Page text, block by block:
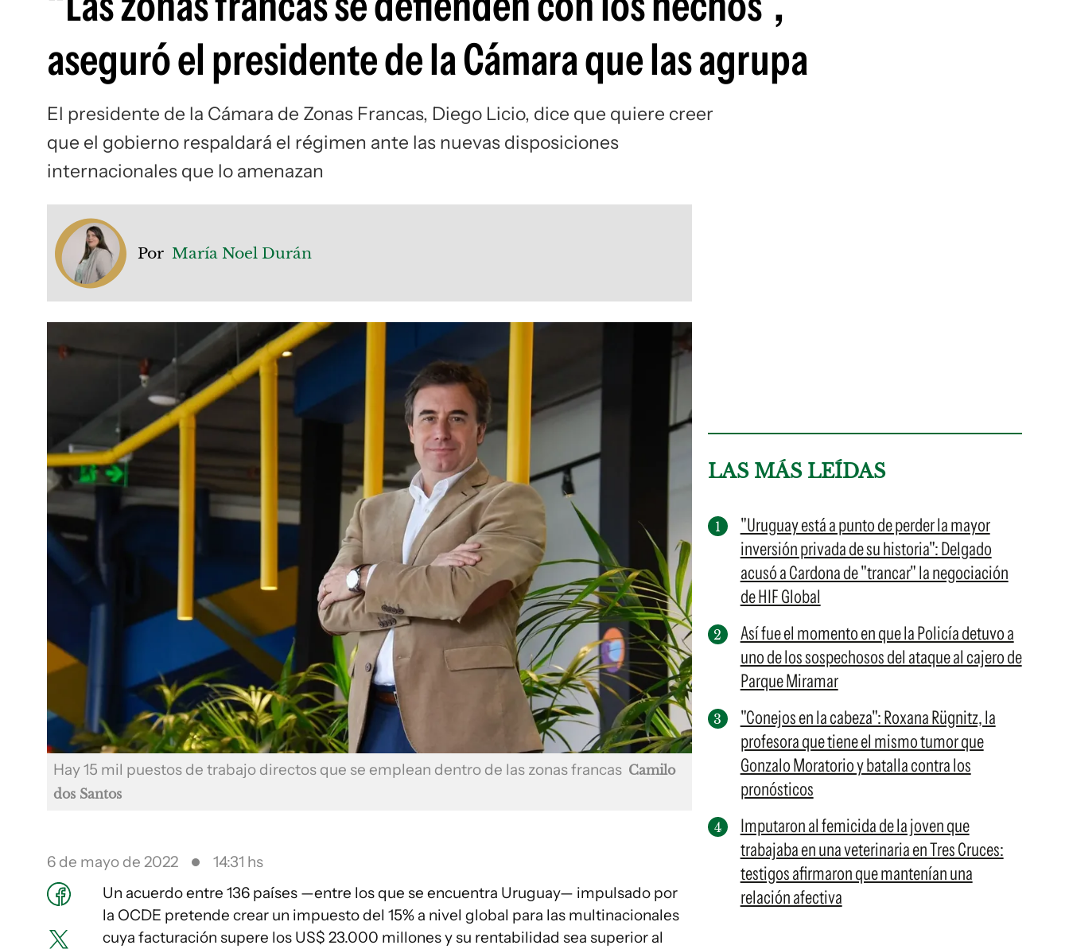
aseguró el presidente de la Cámara que las agrupa
El presidente de la Cámara de Zonas Francas, Diego Licio, dice que quiere creer
que el gobierno respaldará el régimen ante las nuevas disposiciones
internacionales que lo amenazan
Por María Noel Durán
Hay 15 mil puestos de trabajo directos que se emplean dentro de las zonas francas Camilo
dos Santos
6 de mayo de 2022
14:31 hs
Un acuerdo entre 136 países —entre los que se encuentra Uruguay— impulsado por
la OCDE pretende crear un impuesto del 15% a nivel global para las multinacionales
cuya facturación supere los US$ 23.000 millones y su rentabilidad sea superior al
LAS MÁS LEÍDAS
"Uruguay está a punto de perder la mayor
inversión privada de su historia": Delgado
acusó a Cardona de "trancar" la negociación
de HIF Global
Así fue el momento en que la Policía detuvo a
uno de los sospechosos del ataque al cajero de
Parque Miramar
"Conejos en la cabeza": Roxana Rügnitz, la
profesora que tiene el mismo tumor que
Gonzalo Moratorio y batalla contra los
pronósticos
Imputaron al femicida de la joven que
trabajaba en una veterinaria en Tres Cruces:
testigos afirmaron que mantenían una
relación afectiva